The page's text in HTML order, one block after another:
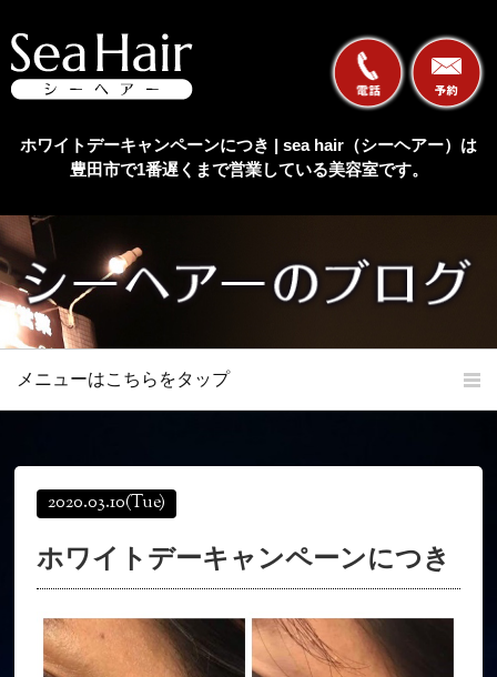
ホワイトデーキャンペーンにつき | sea hair（シーヘアー）は
豊田市で1番遅くまで営業している美容室です。
メニューはこちらをタップ
オンラインショップ
育毛コース よくある質問
お客様の声 シーヘアーのブログ
2020.03.10(Tue)
ホワイトデーキャンペーンにつき